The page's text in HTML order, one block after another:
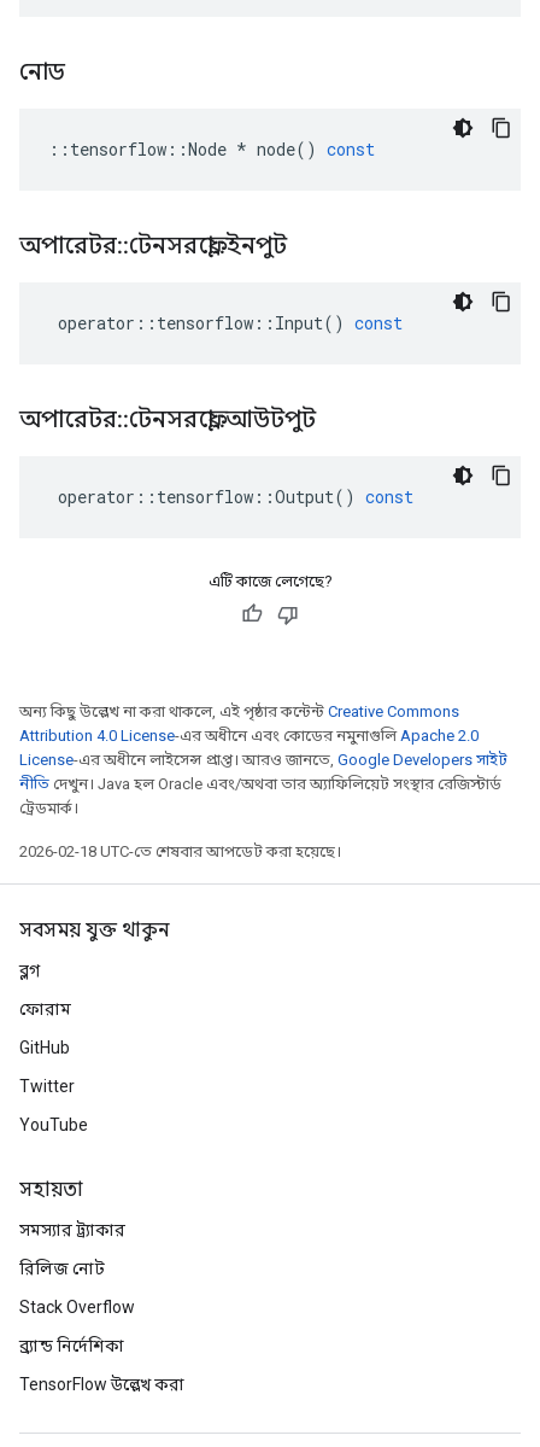
নোড
:: tensorflow ::Node * node() const
অপারেটর::টেনসরফ্লো::ইনপুট
operator :: tensorflow :: Input() const
অপারেটর::টেনসরফ্লো::আউটপুট
operator :: tensorflow ::Output() const
এটি কাজে লেগেছে?
অন্য কিছু উল্লেখ না করা থাকলে, এই পৃষ্ঠার কন্টেন্ট Creative Commons
Attribution 4.0 License-এর অধীনে এবং কোডের নমুনাগুলিApache 2.0
License-এর অধীনে লাইসেন্স প্রাপ্ত। আরও জানতে, Google Developers সাইট
নীতি দেখুন। Java হল Oracle এবং/অথবা তার অ্যাফিলিয়েট সংস্থার রেজিস্টার্ড
ট্রেডমার্ক।
2026-02-18 UTC-তে শেষবার আপডেট করা হয়েছে।
সবসময় যুক্ত থাকুন
ব্লগ
ফোরাম
GitHub
Twitter
YouTube
সহায়তা
সমস্যার ট্র্যাকার
রিলিজ নোট
Stack Overflow
ব্র্যান্ড নির্দেশিকা
TensorFlow উল্লেখ করা